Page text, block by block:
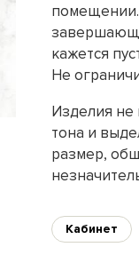
помещении.
кажется
Не
Изделия не
тона и
размер,
Кабинет